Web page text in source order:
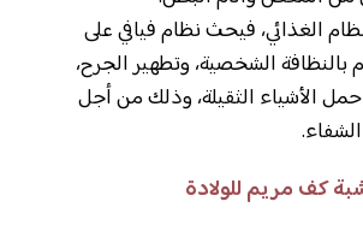
الغذائي، فيحث نظام فيافي على
بالنظافة الشخصية، وتطهير الجرح،
حمل الأشياء الثقيلة، وذلك من أجل
كف مريم للولادة